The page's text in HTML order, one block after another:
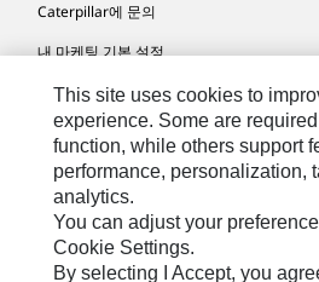
Caterpillar에 문의
내 마케팅 기본 설정
사이트 맵
Cookie Settings
법적 고지
개인정보취급방침
위치정보 이용약관
This site uses cookies to
experience. Some are
function, while others support
performance, personalization,
analytics.
You can adjust your
Cookie Settings.
By selecting I Accept, you